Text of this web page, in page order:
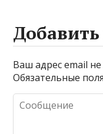
Ваш адрес email
Обязательные